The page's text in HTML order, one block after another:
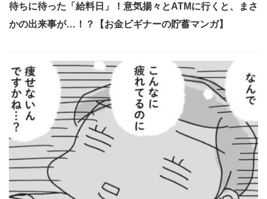
待ちに待った「給料日」！意気揚々とATMに行くと、まさ
かの出来事が…！？【お金ビギナーの貯蓄マンガ】